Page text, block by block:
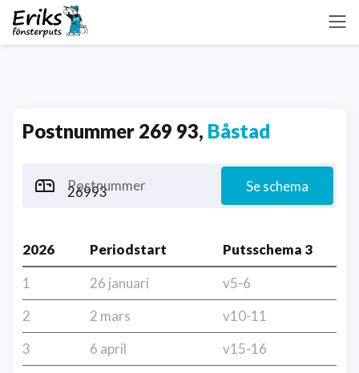
Postnummer 269 93, Båstad
Postnummer Se schema
2026 Periodstart
Putsschema 3
1
26 januari
v5-6
2
2 mars
v10-11
3
6 april
v15-16